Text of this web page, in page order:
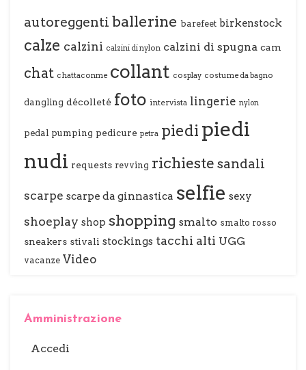
autoreggenti ballerine barefeet birkenstock
calze calzini calzini di nylon calzini di spugna cam
chat chattaconme collant cosplay costume da bagno
dangling décolleté foto intervista lingerie nylon
pedal pumping pedicure petra piedi piedi
nudi requests revving richieste sandali
scarpe scarpe da ginnastica selfie sexy
shoeplay shop shopping smalto smalto rosso
sneakers stivali stockings tacchi alti UGG
vacanze Video
Amministrazione
Accedi